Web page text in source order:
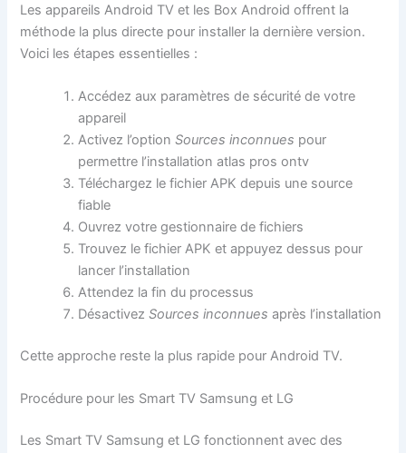
Les appareils Android TV et les Box Android offrent la
méthode la plus directe pour installer la dernière version.
Voici les étapes essentielles :
Accédez aux paramètres de sécurité de votre
appareil
Activez l’optionSources inconnues pour
permettre l’installation atlas pros ontv
Téléchargez le fichier APK depuis une source
fiable
Ouvrez votre gestionnaire de fichiers
Trouvez le fichier APK et appuyez dessus pour
lancer l’installation
Attendez la fin du processus
DésactivezSources inconnues après l’installation
Cette approche reste la plus rapide pour Android TV.
Procédure pour les Smart TV Samsung et LG
Les Smart TV Samsung et LG fonctionnent avec des